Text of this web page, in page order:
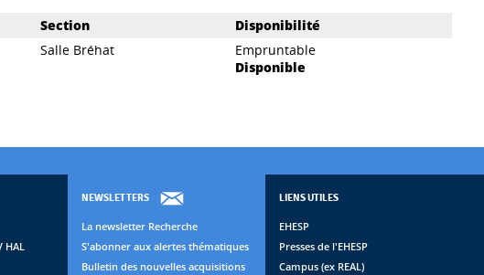
Section
Disponibilité
Salle Bréhat
Empruntable
Disponible
HAL
NEWSLETTERS
La newsletter Recherche
S'abonner aux alertes thématiques
Bulletin des nouvelles acquisitions
LIENS UTILES
EHESP
Presses de l'EHESP
Campus (ex REAL)